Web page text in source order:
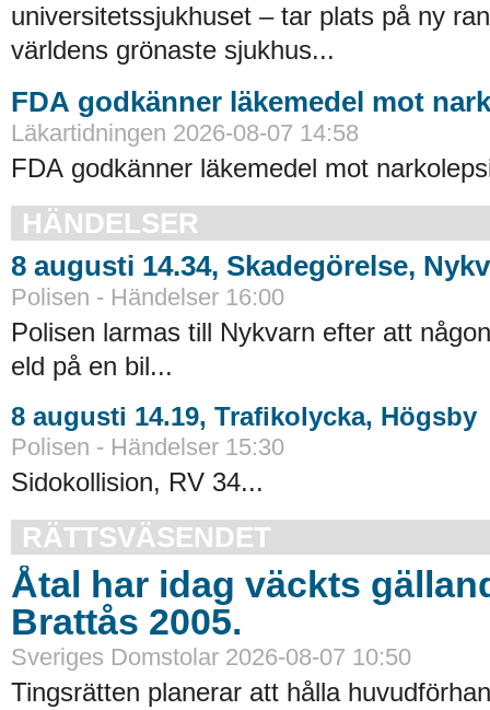
universitetssjukhuset – tar plats på ny
världens grönaste sjukhus...
FDA godkänner läkemedel mot
Läkartidningen 2026-08-07 14:58
FDA godkänner läkemedel mot
HÄNDELSER
8 augusti 14.34, Skadegörelse,
Polisen - Händelser 16:00
Polisen larmas till Nykvarn efter att
eld på en bil...
8 augusti 14.19, Trafikolycka, Högsby
Polisen - Händelser 15:30
Sidokollision, RV 34...
RÄTTSVÄSENDET
Åtal har idag väckts
Brattås 2005.
Sveriges Domstolar 2026-08-07 10:50
Tingsrätten planerar att hålla